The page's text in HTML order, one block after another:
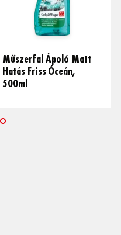
Műszerfal Ápoló Matt
Hatás Friss Óceán,
500ml